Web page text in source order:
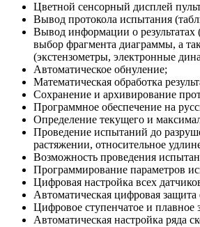
Цветной сенсорный дисплей
Вывод протокола испытания
Вывод информации о
выбор фрагмента диаграммы, а
(экстензометры, электронные
Автоматическое обнуление;
Математическая обработка
Сохранение и архивирование
Программное обеспечение на
Определение текущего и
Проведение испытаний до
растяжении, относительное
Возможность проведения
Программирование параметров
Цифровая настройка всех
Автоматическая цифровая
Цифровое ступенчатое и плавное
Автоматическая настройка ряда